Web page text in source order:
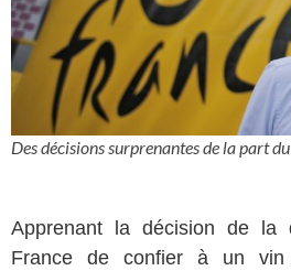
Des décisions surprenantes de la part
Apprenant la décision de la
France de confier à un vin